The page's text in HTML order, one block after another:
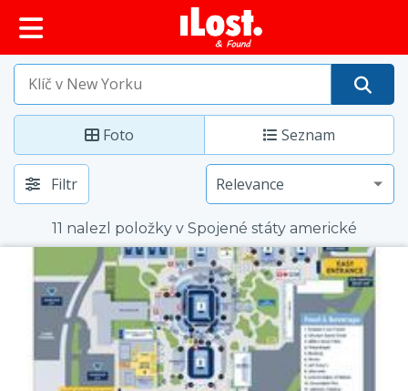
obsah
Foto Seznam
Filtr
11 nalezl položky v Spojené státy americké